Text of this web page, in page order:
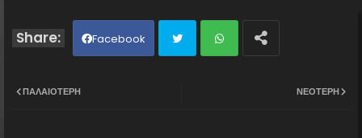
Facebook
ΝΕΌΤΕΡΗ
ΠΑΛΑΙΌΤΕΡΗ